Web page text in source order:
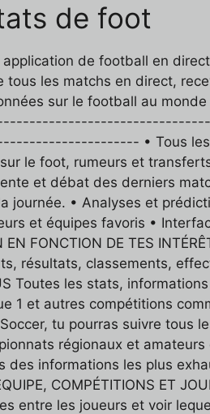
de foot
de football en
les matchs en direct,
sur le football au
• Tous
le foot, rumeurs et
et débat des derniers
• Analyses et
et équipes favoris •
EN FONCTION DE TES
résultats, classements,
Toutes les stats,
1 et autres compétitions
tu pourras suivre tous
régionaux et
des informations les plus
COMPÉTITIONS ET
entre les joueurs et voir